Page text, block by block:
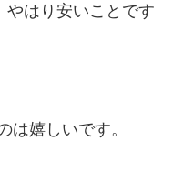
やはり安いことです
は嬉しいです。